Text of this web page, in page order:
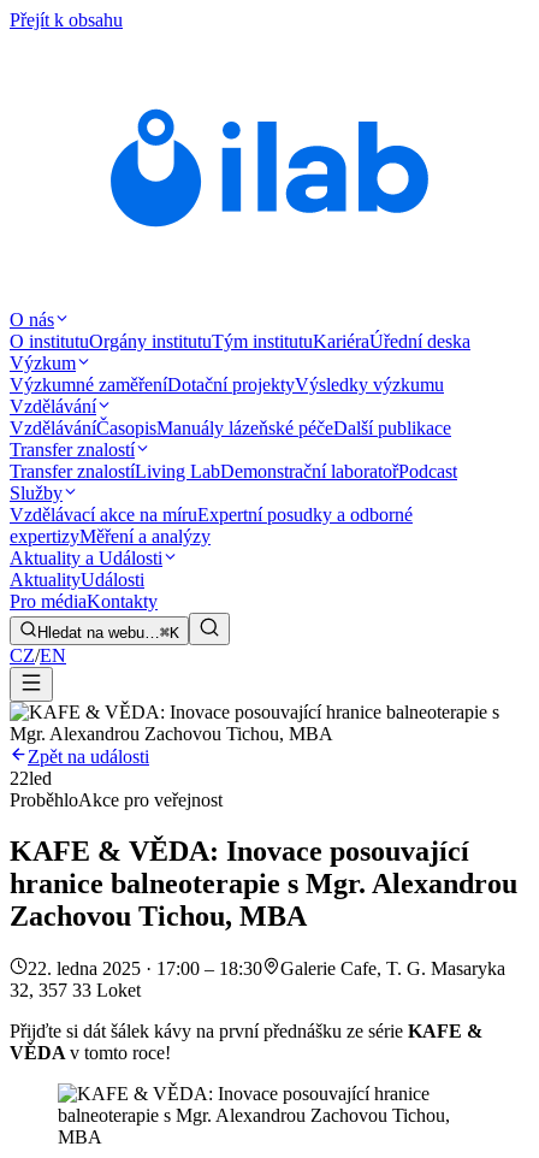
Přejít k obsahu
O nás
O institutuOrgány institutuTým institutuKariéraÚřední deska
Výzkum
Výzkumné zaměřeníDotační projektyVýsledky výzkumu
Vzdělávání
VzděláváníČasopisManuály lázeňské péčeDalší publikace
Transfer znalostí
Transfer znalostíLiving LabDemonstrační laboratořPodcast
Služby
Vzdělávací akce na míruExpertní posudky a odborné
expertizyMěření a analýzy
Aktuality a Události
AktualityUdálosti
Pro médiaKontakty
Hledat na webu…⌘K
CZ/EN
Zpět na události
22led
ProběhloAkce pro veřejnost
KAFE & VĚDA: Inovace posouvající
hranice balneoterapie s Mgr. Alexandrou
Zachovou Tichou, MBA
22. ledna 2025 · 17:00 – 18:30
Galerie Cafe, T. G. Masaryka
32, 357 33 Loket
Přijďte si dát šálek kávy na první přednášku ze série KAFE &
VĚDA v tomto roce!